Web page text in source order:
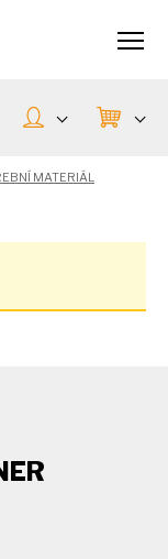
MATERIÁL